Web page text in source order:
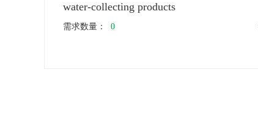
water-collecting products
需求数量： 0